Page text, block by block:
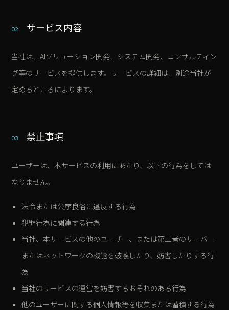
02 サービス内容
当社は、AIソリューション開発、システム開発、コンサルティン
グ等のサービスを提供します。サービスの詳細は、別途当社が
定めるところによります。
03 禁止事項
ユーザーは、本サービスの利用にあたり、以下の行為をしては
なりません。
法令または公序良俗に違反する行為
犯罪行為に関連する行為
当社、本サービスの他のユーザー、または第三者のサーバー
またはネットワークの機能を破壊したり、妨害したりする行
為
当社のサービスの運営を妨害するおそれのある行為
他のユーザーに関する個人情報等を収集または蓄積する行為